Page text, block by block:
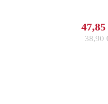
47,85
38,90